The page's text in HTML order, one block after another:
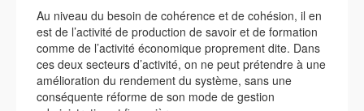
Au niveau du besoin de cohérence et de cohésion, il en
est de l’activité de production de savoir et de formation
comme de l’activité économique proprement dite. Dans
ces deux secteurs d’activité, on ne peut prétendre à une
amélioration du rendement du système, sans une
conséquente réforme de son mode de gestion